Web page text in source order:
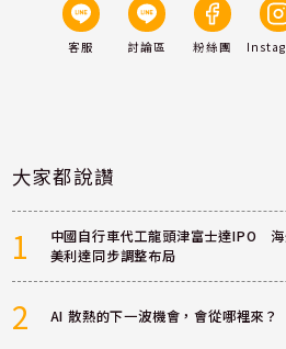
客服 討論區 粉絲團
大家都說讚
1
中國自行車代工龍頭津富士達IPO 海
美利達同步調整布局
2 AI 散熱的下一波機會，會從哪裡來？